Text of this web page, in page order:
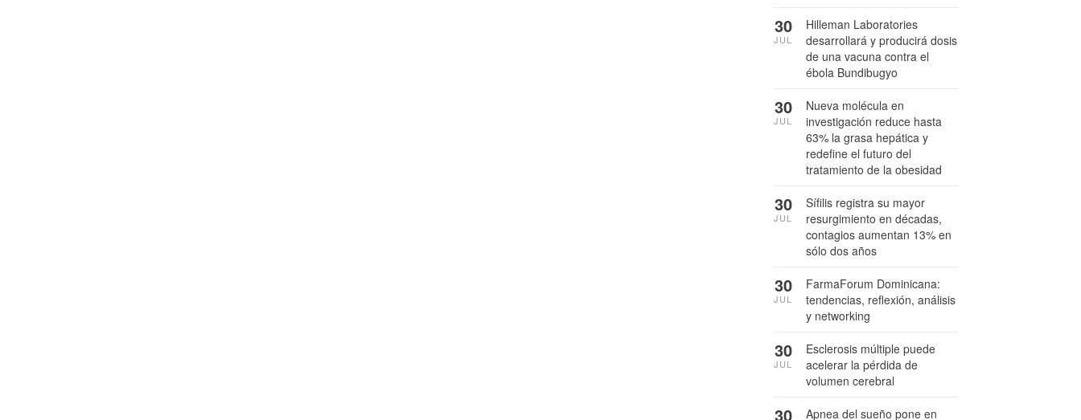
Hilleman Laboratories
desarrollará y producirá dosis
de una vacuna contra el
ébola Bundibugyo
30
JUL
Nueva molécula en
investigación reduce hasta
63% la grasa hepática y
redefine el futuro del
tratamiento de la obesidad
30
JUL
Sífilis registra su mayor
resurgimiento en décadas,
contagios aumentan 13% en
sólo dos años
30
JUL
FarmaForum Dominicana:
tendencias, reflexión, análisis
y networking
30
JUL
Esclerosis múltiple puede
acelerar la pérdida de
volumen cerebral
30
JUL
Apnea del sueño pone en
30